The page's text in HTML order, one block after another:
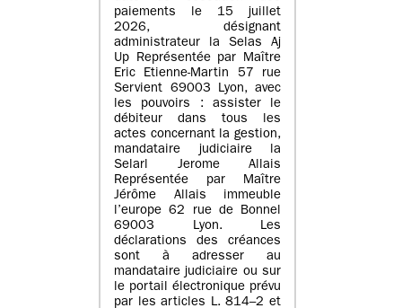
paiements le 15 juillet
2026, désignant
administrateur la Selas Aj
Up Représentée par Maître
Eric Etienne-Martin 57 rue
Servient 69003 Lyon, avec
les pouvoirs : assister le
débiteur dans tous les
actes concernant la gestion,
mandataire judiciaire la
Selarl Jerome Allais
Représentée par Maître
Jérôme Allais immeuble
l’europe 62 rue de Bonnel
69003 Lyon. Les
déclarations des créances
sont à adresser au
mandataire judiciaire ou sur
le portail électronique prévu
par les articles L. 814–2 et